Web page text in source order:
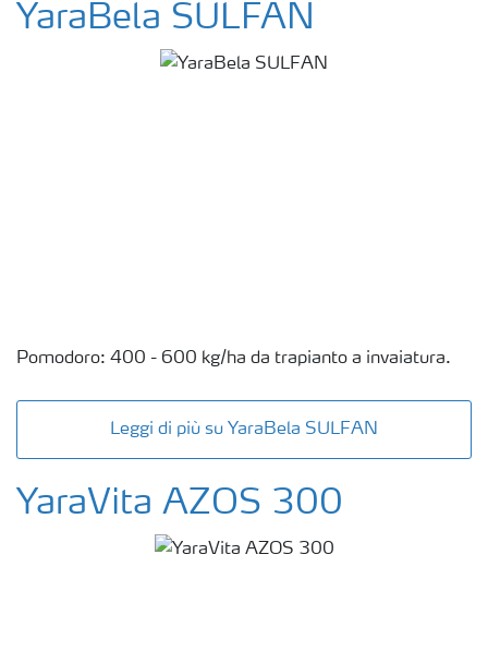
YaraBela SULFAN
Pomodoro: 400 - 600 kg/ha da trapianto a invaiatura.
Leggi di più su YaraBela SULFAN
YaraVita AZOS 300